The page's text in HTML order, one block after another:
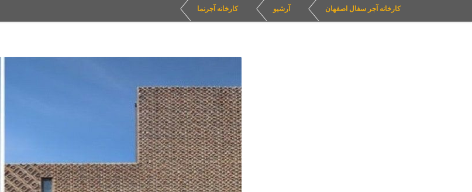
کارخانه آجر سفال اصفهان آرشیو کارخانه آجرنما